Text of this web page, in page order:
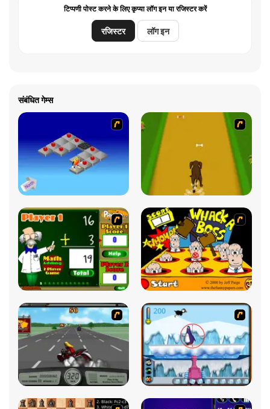
टिप्पणी पोस्ट करने के लिए कृप्या लॉग इन या रजिस्टर करें
रजिस्टर लॉग इन
संबंधित गेम्स